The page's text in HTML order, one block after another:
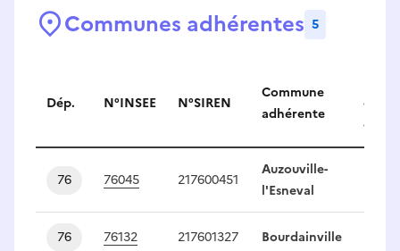
Communes adhérentes 5
Dép. N°INSEE N°SIREN
Commune
adhérente
de
76 76045 217600451
Auzouville-
l'Esneval
76 76132 217601327 Bourdainville